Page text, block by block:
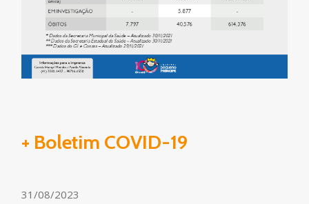
+ Boletim COVID-19
31/08/2023